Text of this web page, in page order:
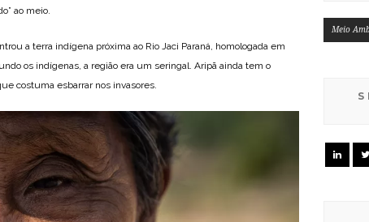
ao meio.
a terra indígena próxima ao Rio Jaci Paraná, homologada em
os indígenas, a região era um seringal. Aripã ainda tem o
costuma esbarrar nos invasores.
Meio